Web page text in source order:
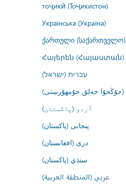
тоҷикӣ (Тоҷикистон)
Українська (Україна)
ქართული (საქართველო)
Հայերեն (Հայաստան)
עברית (ישראל)
(جۇڭخۇا خەلق جۇمھۇرىيىتى)
اُردو (پاکستان)
پنجابی (پاکستان)
درى (افغانستان)
سنڌي (پاکستان)
عربي (المنطقة العربية)